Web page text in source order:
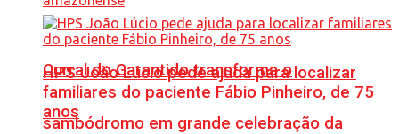
Curral do Garantido transforma o
sambódromo em grande celebração da
HPS João Lúcio pede ajuda para localizar
familiares do paciente Fábio Pinheiro, de 75
anos